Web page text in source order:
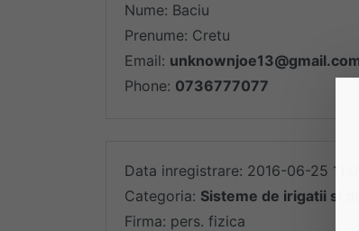
Nume: Baciu
Prenume: Cretu
Email:
Phone: 0736777077
Data inregistrare: 2016-06-25
Categoria: Sisteme de irigatii si
Firma: pers. fizica